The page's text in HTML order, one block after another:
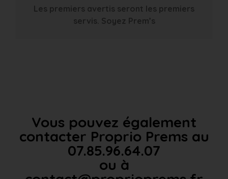
Les premiers avertis seront les premiers
servis. Soyez Prem’s
Vous pouvez également
contacter Proprio Prems au
07.85.96.64.07
ou à